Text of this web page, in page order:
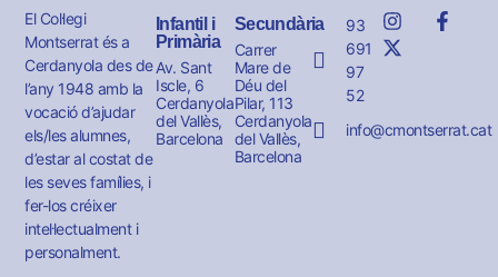
El Col·legi
Montserrat és a
Cerdanyola des de
l’any 1948 amb la
vocació d’ajudar
els/les alumnes,
d’estar al costat de
les seves famílies, i
fer-los créixer
intel·lectualment i
personalment.
Infantil i
Primària
Av. Sant
Iscle, 6
Cerdanyola
del Vallès,
Barcelona
Secundària
Carrer
Mare de
Déu del
Pilar, 113
Cerdanyola
del Vallès,
Barcelona
93
691
97
52
info@cmontserrat.cat